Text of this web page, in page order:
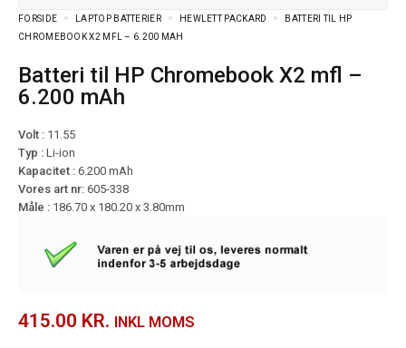
FORSIDE LAPTOP BATTERIER HEWLETT PACKARD
BATTERI TIL HP
CHROMEBOOK X2 MFL – 6.200 MAH
Batteri til HP Chromebook X2 mfl –
6.200 mAh
Volt : 11.55
Typ : Li-ion
Kapacitet : 6.200 mAh
Vores art nr: 605-338
Måle : 186.70 x 180.20 x 3.80mm
415.00 KR. INKL MOMS